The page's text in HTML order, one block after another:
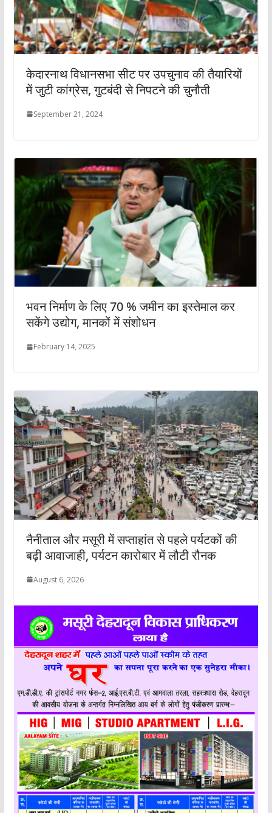
केदारनाथ व‍िधानसभा सीट पर उपचुनाव की तैयार‍ियों
में जुटी कांग्रेस, गुटबंदी से निपटने की चुनौती
September 21, 2024
भवन निर्माण के लिए 70 % जमीन का इस्तेमाल कर
सकेंगे उद्योग, मानकों में संशोधन
February 14, 2025
नैनीताल और मसूरी में सप्ताहांत से पहले पर्यटकों की
बढ़ी आवाजाही, पर्यटन कारोबार में लौटी रौनक
August 6, 2026